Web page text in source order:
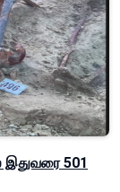
இதுவரை 501